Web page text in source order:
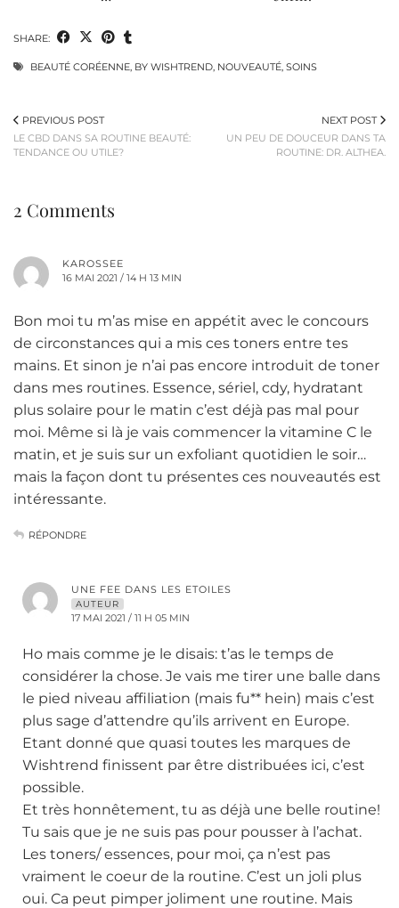
SHARE:
BEAUTÉ CORÉENNE, BY WISHTREND, NOUVEAUTÉ, SOINS
PREVIOUS POST
LE CBD DANS SA ROUTINE BEAUTÉ:
TENDANCE OU UTILE?
NEXT POST
UN PEU DE DOUCEUR DANS TA
ROUTINE: DR. ALTHEA.
2 Comments
KAROSSEE
16 MAI 2021 / 14 H 13 MIN
Bon moi tu m’as mise en appétit avec le concours
de circonstances qui a mis ces toners entre tes
mains. Et sinon je n’ai pas encore introduit de toner
dans mes routines. Essence, sériel, cdy, hydratant
plus solaire pour le matin c’est déjà pas mal pour
moi. Même si là je vais commencer la vitamine C le
matin, et je suis sur un exfoliant quotidien le soir…
mais la façon dont tu présentes ces nouveautés est
intéressante.
RÉPONDRE
UNE FEE DANS LES ETOILES
AUTEUR
17 MAI 2021 / 11 H 05 MIN
Ho mais comme je le disais: t’as le temps de
considérer la chose. Je vais me tirer une balle dans
le pied niveau affiliation (mais fu** hein) mais c’est
plus sage d’attendre qu’ils arrivent en Europe.
Etant donné que quasi toutes les marques de
Wishtrend finissent par être distribuées ici, c’est
possible.
Et très honnêtement, tu as déjà une belle routine!
Tu sais que je ne suis pas pour pousser à l’achat.
Les toners/ essences, pour moi, ça n’est pas
vraiment le coeur de la routine. C’est un joli plus
oui. Ca peut pimper joliment une routine. Mais